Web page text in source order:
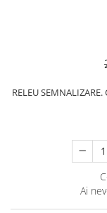
RELEU
Ai